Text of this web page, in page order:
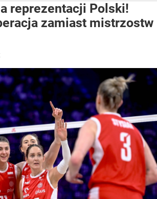
reprezentacji Polski!
zamiast mistrzostw